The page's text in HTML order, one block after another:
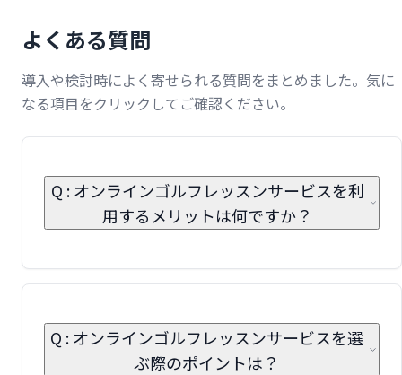
よくある質問
導入や検討時によく寄せられる質問をまとめました。気に
なる項目をクリックしてご確認ください。
Q : オンラインゴルフレッスンサービスを利
用するメリットは何ですか？
Q : オンラインゴルフレッスンサービスを選
ぶ際のポイントは？